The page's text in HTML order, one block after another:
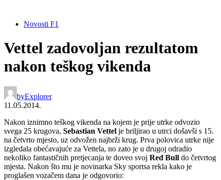
Novosti F1
Vettel zadovoljan rezultatom
nakon teškog vikenda
byExplorer
11.05.2014.
Nakon iznimno teškog vikenda na kojem je prije utrke odvozio
svega 25 krugova, Sebastian Vettel je briljirao u utrci došavši s 15.
na četvrto mjesto, uz odvožen najbrži krug. Prva polovica utrke nije
izgledala obećavajuće za Vettela, no zato je u drugoj odradio
nekoliko fantastičnih pretjecanja te doveo svoj Red Bull do četvrtog
mjesta. Nakon što mu je novinarka Sky sportsa rekla kako je
proglašen vozačem dana je odgovorio: